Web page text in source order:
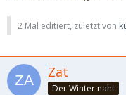
2 Mal editiert, zuletzt von
Zat
Der Winter naht